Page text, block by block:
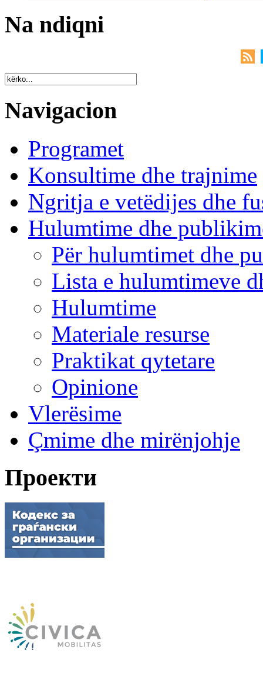
Na ndiqni
Navigacion
Programet
Konsultime dhe trajnime
Ngritja e vetëdijes dhe
Hulumtime dhe
Për hulumtimet dhe
Lista e hulumtimeve
Hulumtime
Materiale resurse
Praktikat qytetare
Opinione
Vlerësime
Çmime dhe mirënjohje
Проекти